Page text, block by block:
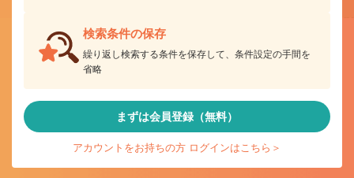
検索条件の保存
繰り返し検索する条件を保存して、条件設定の手間を
省略
まずは会員登録（無料）
アカウントをお持ちの方 ログインはこちら＞